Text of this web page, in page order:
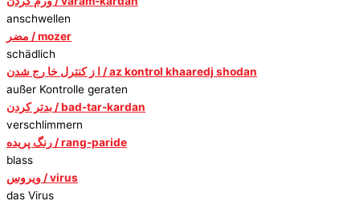
anschwellen
مضر / mozer
schädlich
ا ز کنترل خا رج شدن / az kontrol khaaredj shodan
außer Kontrolle geraten
بدتر کردن / bad-tar-kardan
verschlimmern
رنگ پریده / rang-paride
blass
ویروس / virus
das Virus